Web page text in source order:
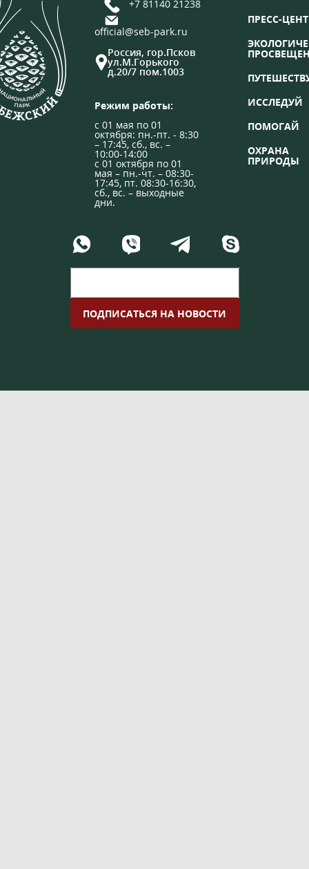
+7 81140 21238
official@seb-park.ru
Россия, гор.Псков
ул.М.Горького
д.20/7 пом.1003
Режим работы:
с 01 мая по 01
октября: пн.-пт. - 8:30
– 17:45, сб., вс. –
10:00-14:00
с 01 октября по 01
мая – пн.-чт. – 08:30-
17:45, пт. 08:30-16:30,
сб., вс. – выходные
дни.
ПРЕСС-
ИССЛЕДУЙ
ПОМОГАЙ
ОХРАНА
ПРИРОДЫ